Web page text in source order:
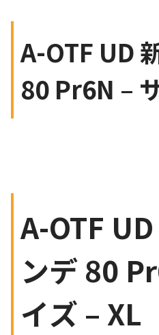
A-OTF UD
80 Pr6N –
A-OTF
ンデ 80
イズ – XL